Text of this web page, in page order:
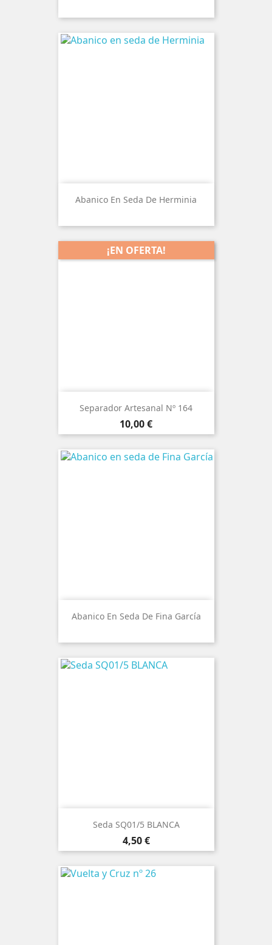
Abanico En Seda De Herminia
Separador Artesanal Nº 164
Precio
10,00 €
¡EN OFERTA!
Abanico En Seda De Fina García
Seda SQ01/5 BLANCA
Precio
4,50 €